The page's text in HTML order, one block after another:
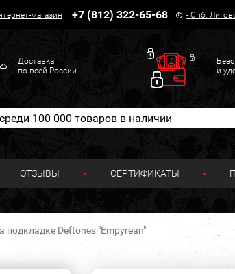
магазин +7 (812) 322-65-68 -Спб.
Доставка
по всей России
и
ОТЗЫВЫ СЕРТИФИКАТЫ
Deftones "Empyrean"